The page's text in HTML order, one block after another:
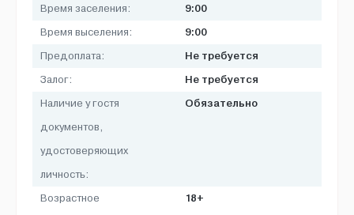
Время заселения: 9:00
Время выселения: 9:00
Предоплата: Не требуется
Залог: Не требуется
Наличие у гостя
документов,
удостоверяющих
личность:
Обязательно
Возрастное
18+